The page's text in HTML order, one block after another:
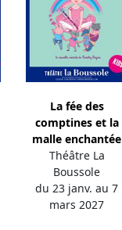
La fée des
comptines et la
malle enchantée
Théâtre La
Boussole
du 23 janv. au 7
mars 2027